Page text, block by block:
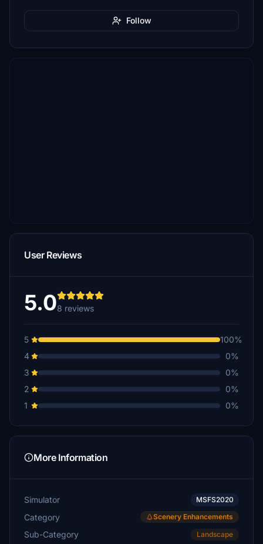
Follow
User Reviews
5.08 reviews
5
100%
4
0%
3
0%
2
0%
1
0%
More Information
Simulator MSFS2020
Category Scenery Enhancements
Sub-Category Landscape